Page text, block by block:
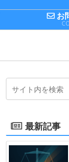
お
最新記事